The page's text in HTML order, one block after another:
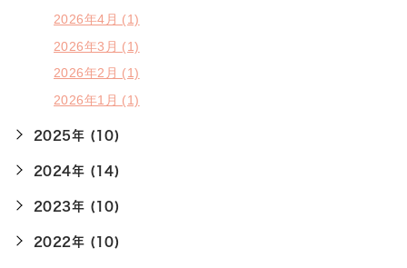
2026年4月 (1)
2026年3月 (1)
2026年2月 (1)
2026年1月 (1)
2025年 (10)
2024年 (14)
2023年 (10)
2022年 (10)